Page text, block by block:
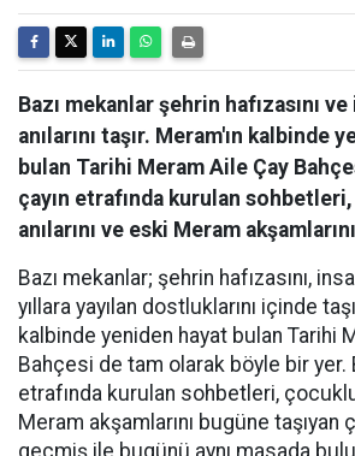
Bazı mekanlar şehrin hafızasını
anılarını taşır. Meram'ın kalbinde
bulan Tarihi Meram Aile Çay
çayın etrafında kurulan
anılarını ve eski Meram
Bazı mekanlar; şehrin hafızasını,
yıllara yayılan dostluklarını içinde
kalbinde yeniden hayat bulan Tarihi
Bahçesi de tam olarak böyle bir yer.
etrafında kurulan sohbetleri,
Meram akşamlarını bugüne taşıyan
geçmiş ile bugünü aynı masada